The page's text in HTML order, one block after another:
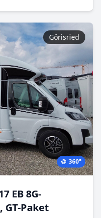
Görisried
360°
EB 8G-
Paket